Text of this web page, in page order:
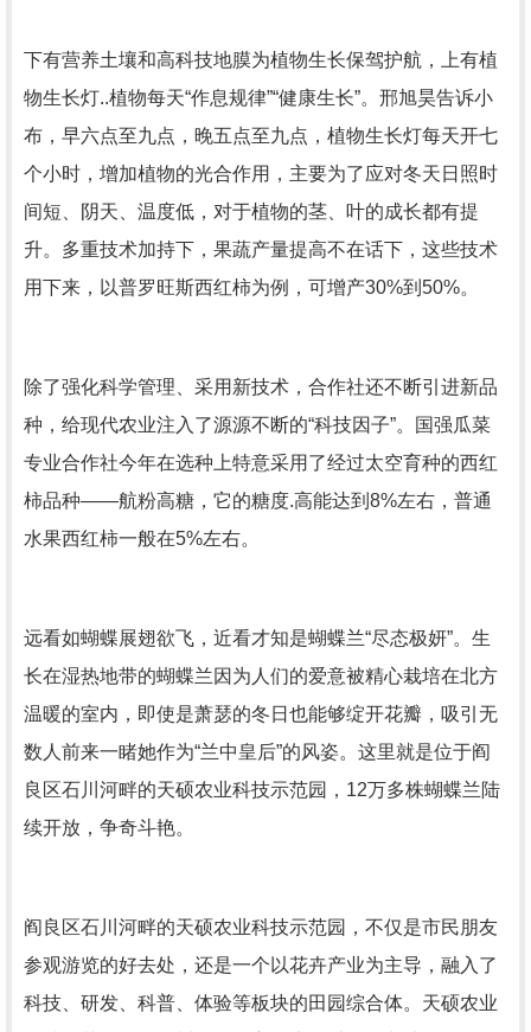
下有营养土壤和高科技地膜为植物生长保驾护航，上有植
物生长灯..植物每天“作息规律”“健康生长”。邢旭昊告诉小
布，早六点至九点，晚五点至九点，植物生长灯每天开七
个小时，增加植物的光合作用，主要为了应对冬天日照时
间短、阴天、温度低，对于植物的茎、叶的成长都有提
升。多重技术加持下，果蔬产量提高不在话下，这些技术
用下来，以普罗旺斯西红柿为例，可增产30%到50%。
除了强化科学管理、采用新技术，合作社还不断引进新品
种，给现代农业注入了源源不断的“科技因子”。国强瓜菜
专业合作社今年在选种上特意采用了经过太空育种的西红
柿品种——航粉高糖，它的糖度.高能达到8%左右，普通
水果西红柿一般在5%左右。
远看如蝴蝶展翅欲飞，近看才知是蝴蝶兰“尽态极妍”。生
长在湿热地带的蝴蝶兰因为人们的爱意被精心栽培在北方
温暖的室内，即使是萧瑟的冬日也能够绽开花瓣，吸引无
数人前来一睹她作为“兰中皇后”的风姿。这里就是位于阎
良区石川河畔的天硕农业科技示范园，12万多株蝴蝶兰陆
续开放，争奇斗艳。
阎良区石川河畔的天硕农业科技示范园，不仅是市民朋友
参观游览的好去处，还是一个以花卉产业为主导，融入了
科技、研发、科普、体验等板块的田园综合体。天硕农业